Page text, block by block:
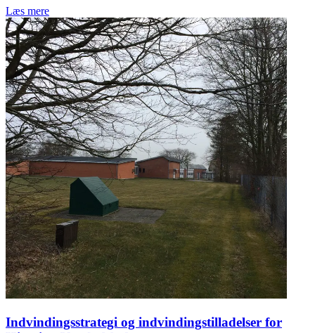
Læs mere
Indvindingsstrategi og indvindingstilladelser for